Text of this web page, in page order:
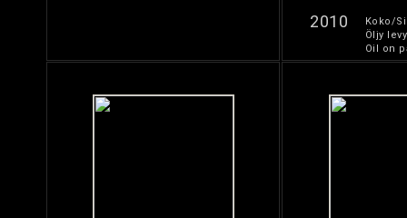
2010
Koko/
Öljy
Oil on